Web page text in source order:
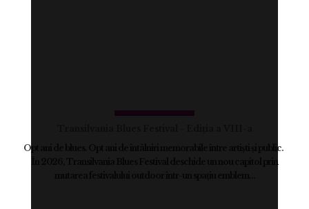
Opt ani de blues. Opt ani de întâlniri memorabile între artiști și public.